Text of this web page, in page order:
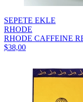
SEPETE EKLE
RHODE
RHODE CAFFEINE
$38,00